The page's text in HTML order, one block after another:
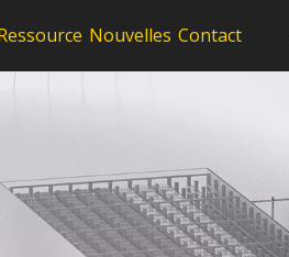
Nouvelles Contact